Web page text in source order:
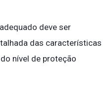
deve ser
das características
nível de proteção